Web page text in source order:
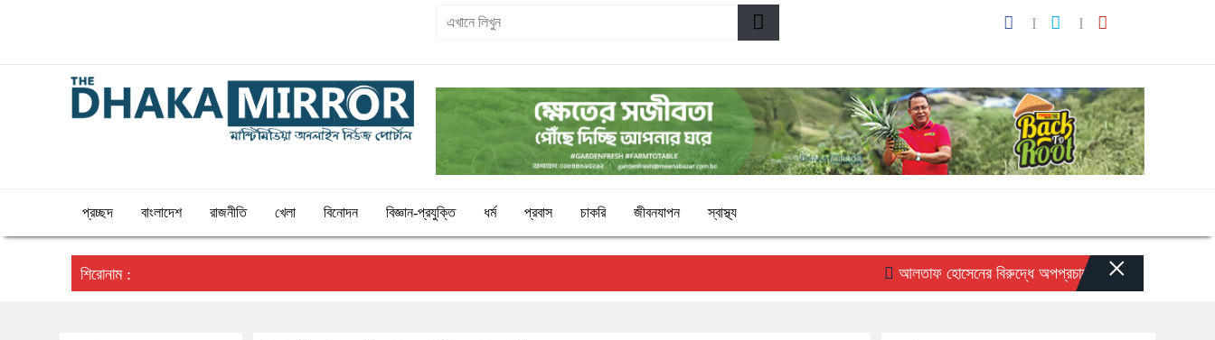
প্রচ্ছদ বাংলাদেশ রাজনীতি খেলা বিনোদন বিজ্ঞান-প্রযুক্তি ধর্ম প্রবাস চাকরি জীবনযাপন স্বাস্থ্য
শিরোনাম : আলতাফ হোসেনের বিরুদ্ধে অপপ্রচারের প্রতিবাদে সচেতন মহলের
×